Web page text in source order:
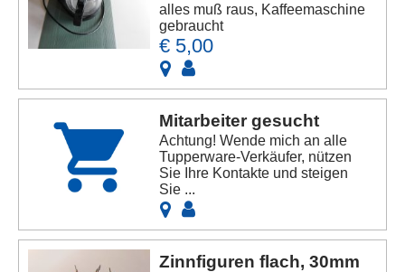
alles muß raus, Kaffeemaschine
gebraucht
€ 5,00
Mitarbeiter gesucht
Achtung! Wende mich an alle
Tupperware-Verkäufer, nützen
Sie Ihre Kontakte und steigen
Sie ...
Zinnfiguren flach, 30mm